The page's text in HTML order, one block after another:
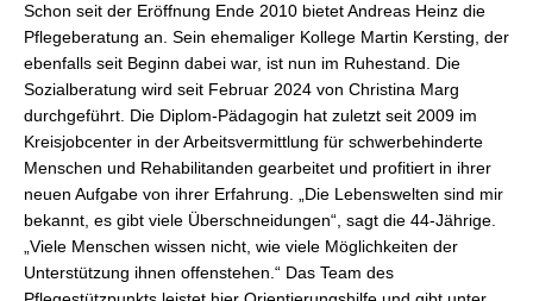
Schon seit der Eröffnung Ende 2010 bietet Andreas Heinz die
Pflegeberatung an. Sein ehemaliger Kollege Martin Kersting, der
ebenfalls seit Beginn dabei war, ist nun im Ruhestand. Die
Sozialberatung wird seit Februar 2024 von Christina Marg
durchgeführt. Die Diplom-Pädagogin hat zuletzt seit 2009 im
Kreisjobcenter in der Arbeitsvermittlung für schwerbehinderte
Menschen und Rehabilitanden gearbeitet und profitiert in ihrer
neuen Aufgabe von ihrer Erfahrung. „Die Lebenswelten sind mir
bekannt, es gibt viele Überschneidungen“, sagt die 44-Jährige.
„Viele Menschen wissen nicht, wie viele Möglichkeiten der
Unterstützung ihnen offenstehen.“ Das Team des